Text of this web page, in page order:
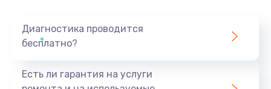
Диагностика проводится
бесплатно?
Есть ли гарантия на услуги